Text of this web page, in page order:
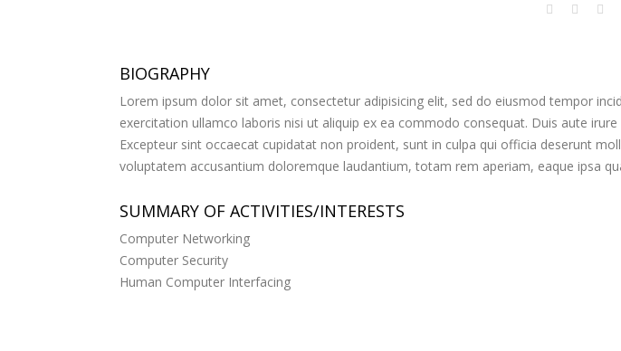
BIOGRAPHY
Lorem ipsum dolor sit amet, consectetur adipisicing elit, sed do eiusmod tempor
exercitation ullamco laboris nisi ut aliquip ex ea commodo consequat. Duis aute
Excepteur sint occaecat cupidatat non proident, sunt in culpa qui officia deserunt
voluptatem accusantium doloremque laudantium, totam rem aperiam, eaque ipsa
SUMMARY OF ACTIVITIES/INTERESTS
Computer Networking
Computer Security
Human Computer Interfacing